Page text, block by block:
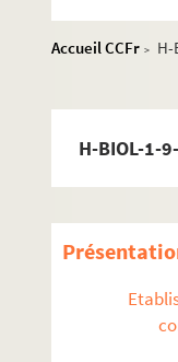
Accueil CCFr >
H-
H-BIOL-1-
H-BIOL.